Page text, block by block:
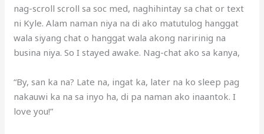
nag-scroll scroll sa soc med, naghihintay sa chat or text
ni Kyle. Alam naman niya na di ako matutulog hanggat
wala siyang chat o hanggat wala akong naririnig na
busina niya. So I stayed awake. Nag-chat ako sa kanya,
“By, san ka na? Late na, ingat ka, later na ko sleep pag
nakauwi ka na sa inyo ha, di pa naman ako inaantok. I
love you!”